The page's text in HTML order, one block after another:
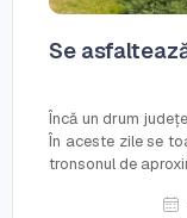
Se
Încă un drum
În aceste zile se
tronsonul de